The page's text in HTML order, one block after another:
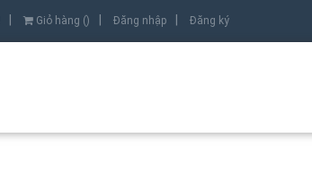
Giỏ hàng () Đăng nhập Đăng ký